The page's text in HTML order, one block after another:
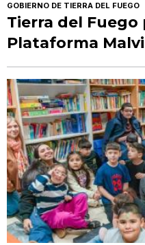
GOBIERNO DE TIERRA DEL FUEGO
Tierra del
Plataforma